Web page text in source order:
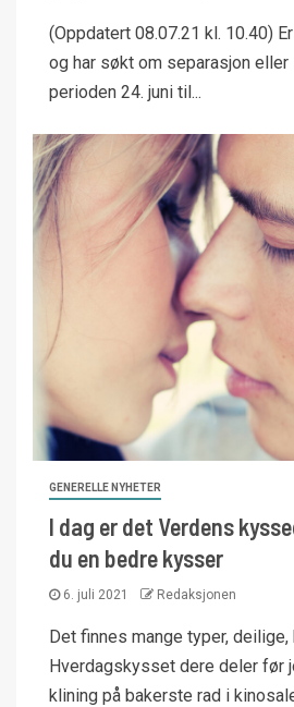
(Oppdatert 08.07.21 kl. 10.40)
og har søkt om separasjon
perioden 24. juni til...
GENERELLE NYHETER
I dag er det Verdens
du en bedre kysser
6. juli 2021 Redaksjonen
Det finnes mange typer, deilige,
Hverdagskysset dere deler før
klining på bakerste rad i